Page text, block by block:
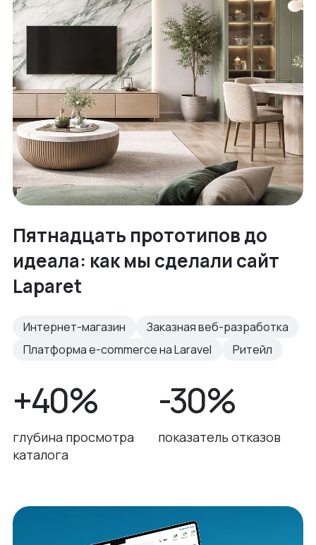
Пятнадцать прототипов до
идеала: как мы сделали сайт
Laparet
Интернет-магазин
Заказная веб-разработка
Платформа e-commerce на Laravel
Ритейл
+40%
глубина просмотра
каталога
-30%
показатель отказов